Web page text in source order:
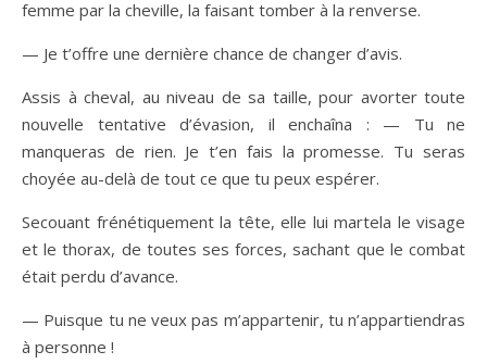
femme par la cheville, la faisant tomber à la renverse.
— Je t’offre une dernière chance de changer d’avis.
Assis à cheval, au niveau de sa taille, pour avorter toute
nouvelle tentative d’évasion, il enchaîna : — Tu ne
manqueras de rien. Je t’en fais la promesse. Tu seras
choyée au-delà de tout ce que tu peux espérer.
Secouant frénétiquement la tête, elle lui martela le visage
et le thorax, de toutes ses forces, sachant que le combat
était perdu d’avance.
— Puisque tu ne veux pas m’appartenir, tu n’appartiendras
à personne !